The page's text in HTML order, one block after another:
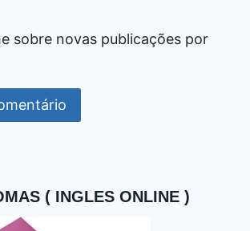
sobre novas publicações por
( INGLES ONLINE )